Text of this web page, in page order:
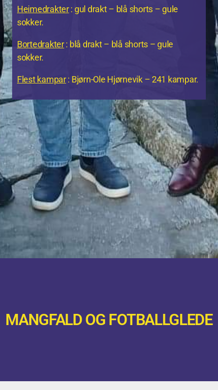
Heimedrakter: gul drakt – blå shorts – gule
sokker.
Bortedrakter: blå drakt – blå shorts – gule
sokker.
Flest kampar: Bjørn-Ole Hjørnevik – 241 kampar.
MANGFALD OG FOTBALLGLEDE